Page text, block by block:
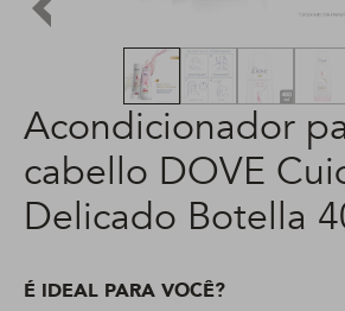
Acondicionador
cabello DOVE
Delicado Botella
É IDEAL PARA VOCÊ?